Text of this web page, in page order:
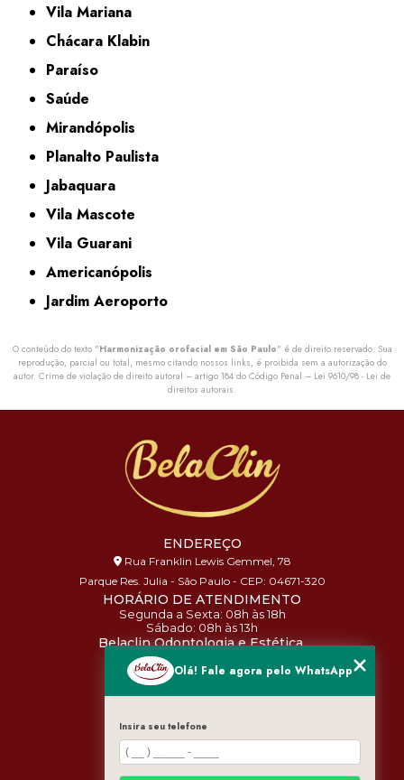
Vila Mariana
Chácara Klabin
Paraíso
Saúde
Mirandópolis
Planalto Paulista
Jabaquara
Vila Mascote
Vila Guarani
Americanópolis
Jardim Aeroporto
O conteúdo do texto "Harmonização orofacial em São Paulo" é de direito reservado. Sua
reprodução, parcial ou total, mesmo citando nossos links, é proibida sem a autorização do
autor. Crime de violação de direito autoral – artigo 184 do Código Penal – Lei 9610/98 - Lei de
direitos autorais.
ENDEREÇO
Rua Franklin Lewis Gemmel, 78
Parque Res. Julia - São Paulo - CEP: 04671-320
HORÁRIO DE ATENDIMENTO
Segunda a Sexta: 08h às 18h
Sábado: 08h às 13h
Belaclin Odontologia e Estética
(11) 97702-2320
atendimento@belaclin.com.br
MENU
Olá! Fale agora pelo WhatsApp
Insira seu telefone